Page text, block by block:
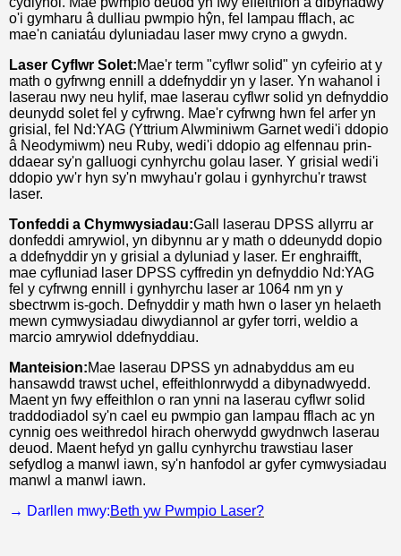
o'i gymharu â dulliau pwmpio hŷn, fel lampau fflach, ac
mae'n caniatáu dyluniadau laser mwy cryno a gwydn.
Laser Cyflwr Solet:Mae'r term "cyflwr solid" yn cyfeirio at y
math o gyfrwng ennill a ddefnyddir yn y laser. Yn wahanol i
laserau nwy neu hylif, mae laserau cyflwr solid yn defnyddio
deunydd solet fel y cyfrwng. Mae'r cyfrwng hwn fel arfer yn
grisial, fel Nd:YAG (Yttrium Alwminiwm Garnet wedi'i ddopio
â Neodymiwm) neu Ruby, wedi'i ddopio ag elfennau prin-
ddaear sy'n galluogi cynhyrchu golau laser. Y grisial wedi'i
ddopio yw'r hyn sy'n mwyhau'r golau i gynhyrchu'r trawst
laser.
Tonfeddi a Chymwysiadau:Gall laserau DPSS allyrru ar
donfeddi amrywiol, yn dibynnu ar y math o ddeunydd dopio
a ddefnyddir yn y grisial a dyluniad y laser. Er enghraifft,
mae cyfluniad laser DPSS cyffredin yn defnyddio Nd:YAG
fel y cyfrwng ennill i gynhyrchu laser ar 1064 nm yn y
sbectrwm is-goch. Defnyddir y math hwn o laser yn helaeth
mewn cymwysiadau diwydiannol ar gyfer torri, weldio a
marcio amrywiol ddefnyddiau.
Manteision:Mae laserau DPSS yn adnabyddus am eu
hansawdd trawst uchel, effeithlonrwydd a dibynadwyedd.
Maent yn fwy effeithlon o ran ynni na laserau cyflwr solid
traddodiadol sy'n cael eu pwmpio gan lampau fflach ac yn
cynnig oes weithredol hirach oherwydd gwydnwch laserau
deuod. Maent hefyd yn gallu cynhyrchu trawstiau laser
sefydlog a manwl iawn, sy'n hanfodol ar gyfer cymwysiadau
manwl a manwl iawn.
→ Darllen mwy:Beth yw Pwmpio Laser?